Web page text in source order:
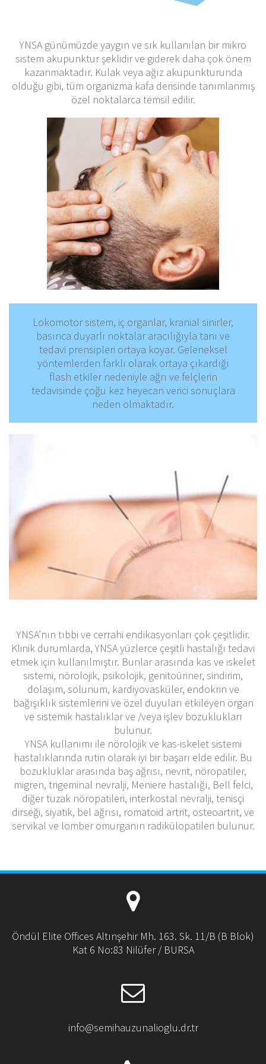
YNSA günümüzde yaygın ve sık kullanılan bir mikro
sistem akupunktur şeklidir ve giderek daha çok önem
kazanmaktadır. Kulak veya ağız akupunkturunda
olduğu gibi, tüm organizma kafa derisinde tanımlanmış
özel noktalarca temsil edilir.
Lokomotor sistem, iç organlar, kranial sinirler,
basınca duyarlı noktalar aracılığıyla tanı ve
tedavi prensipleri ortaya koyar. Geleneksel
yöntemlerden farklı olarak ortaya çıkardığı
flash etkiler nedeniyle ağrı ve felçlerin
tedavisinde çoğu kez heyecan verici sonuçlara
neden olmaktadır.
YNSA’nın tıbbi ve cerrahi endikasyonları çok çeşitlidir.
Klinik durumlarda, YNSA yüzlerce çeşitli hastalığı tedavi
etmek için kullanılmıştır. Bunlar arasında kas ve iskelet
sistemi, nörolojik, psikolojik, genitoüriner, sindirim,
dolaşım, solunum, kardiyovasküler, endokrin ve
bağışıklık sistemlerini ve özel duyuları etkileyen organ
ve sistemik hastalıklar ve /veya işlev bozuklukları
bulunur.
YNSA kullanımı ile nörolojik ve kas-iskelet sistemi
hastalıklarında rutin olarak iyi bir başarı elde edilir. Bu
bozukluklar arasında baş ağrısı, nevrit, nöropatiler,
migren, trigeminal nevralji, Meniere hastalığı, Bell felci,
diğer tuzak nöropatileri, interkostal nevralji, tenisçi
dirseği, siyatik, bel ağrısı, romatoid artrit, osteoartrit, ve
servikal ve lomber omurganın radikülopatileri bulunur.
Öndül Elite Offices Altınşehir Mh. 163. Sk. 11/B (B Blok)
Kat 6 No:83 Nilüfer / BURSA
info@semihauzunalioglu.dr.tr